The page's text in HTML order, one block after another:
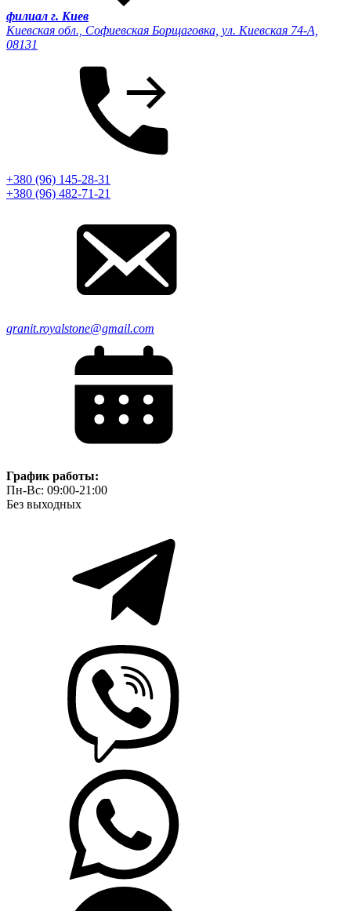
филиал г. Киев
Киевская обл., Софиевская Борщаговка, ул. Киевская 74-А,
08131
+380 (96) 145-28-31
+380 (96) 482-71-21
granit.royalstone@gmail.com
График работы:
Пн-Вс: 09:00-21:00
Без выходных